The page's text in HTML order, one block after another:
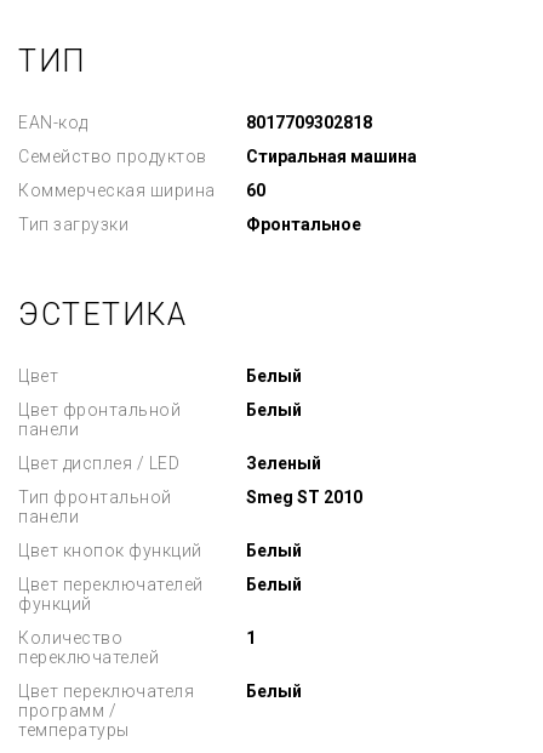
ТИП
EAN-код
8017709302818
Семейство продуктов
Стиральная машина
Коммерческая ширина
60
Тип загрузки
Фронтальное
ЭСТЕТИКА
Цвет
Белый
Цвет фронтальной
панели
Белый
Цвет дисплея / LED
Зеленый
Тип фронтальной
панели
Smeg ST 2010
Цвет кнопок функций
Белый
Цвет переключателей
функций
Белый
Количество
переключателей
1
Цвет переключателя
программ /
температуры
Белый